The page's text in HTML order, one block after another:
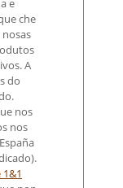
e
che
A
do
nos
nos